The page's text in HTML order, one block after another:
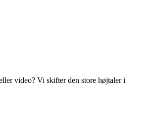
video? Vi skifter den store højtaler i